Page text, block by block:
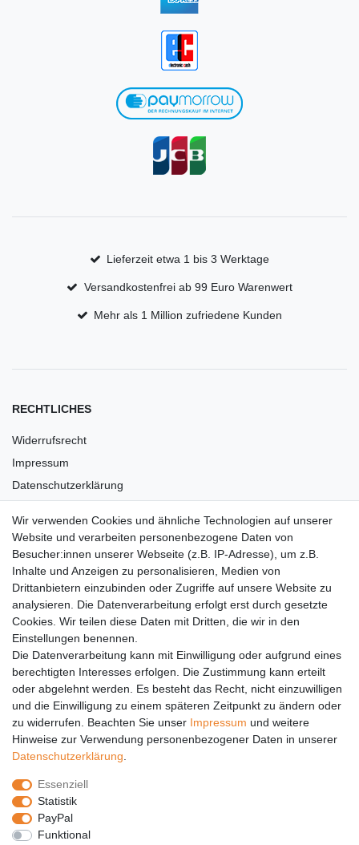
Lieferzeit etwa 1 bis 3 Werktage
Versandkostenfrei ab 99 Euro Warenwert
Mehr als 1 Million zufriedene Kunden
RECHTLICHES
Widerrufsrecht
Impressum
Datenschutzerklärung
Versandkosten
Barrierefreiheit
Anleitungen
Vertrag widerrufen
PARTNER
DHL
GLS
PaketPLUS
SPONSORING
Malchower SV 90
Malchower Wölfe
ZERTIFIKATE
Wir verwenden Cookies und ähnliche Technologien auf unserer
Website und verarbeiten personenbezogene Daten von
Besucher:innen unserer Webseite (z.B. IP-Adresse), um z.B.
Inhalte und Anzeigen zu personalisieren, Medien von
Drittanbietern einzubinden oder Zugriffe auf unsere Website zu
analysieren. Die Datenverarbeitung erfolgt erst durch gesetzte
Cookies. Wir teilen diese Daten mit Dritten, die wir in den
Einstellungen benennen.
Die Datenverarbeitung kann mit Einwilligung oder aufgrund eines
berechtigten Interesses erfolgen. Die Zustimmung kann erteilt
oder abgelehnt werden. Es besteht das Recht, nicht einzuwilligen
und die Einwilligung zu einem späteren Zeitpunkt zu ändern oder
zu widerrufen. Beachten Sie unser Impressum und weitere
Hinweise zur Verwendung personenbezogener Daten in unserer
Daten­schutz­erklärung
Essenziell
Statistik
PayPal
Funktional